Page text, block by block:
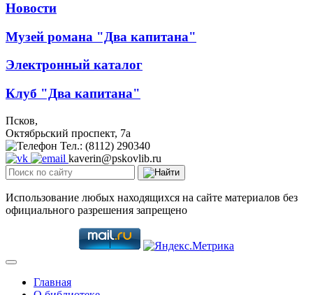
Новости
Музей романа "Два капитана"
Электронный каталог
Клуб "Два капитана"
Псков,
Октябрьский проспект, 7a
Тел.: (8112) 290340
kaverin@pskovlib.ru
Использование любых находящихся на сайте материалов без
официального разрешения запрещено
Главная